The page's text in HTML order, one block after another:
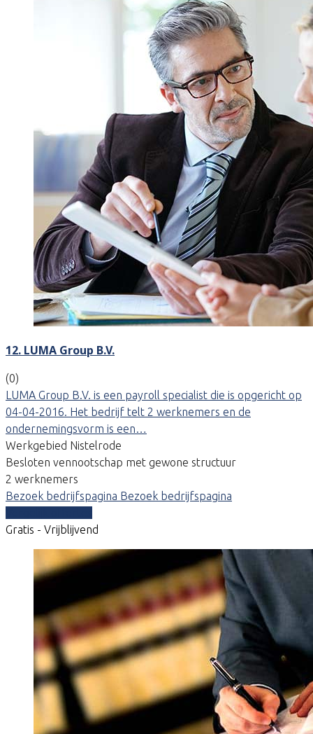
12. LUMA Group B.V.
(0)
LUMA Group B.V. is een payroll specialist die is opgericht op
04-04-2016. Het bedrijf telt 2 werknemers en de
ondernemingsvorm is een…
Werkgebied Nistelrode
Besloten vennootschap met gewone structuur
2 werknemers
Bezoek bedrijfspagina Bezoek bedrijfspagina
Gratis - Vrijblijvend